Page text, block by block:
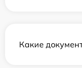
Какие